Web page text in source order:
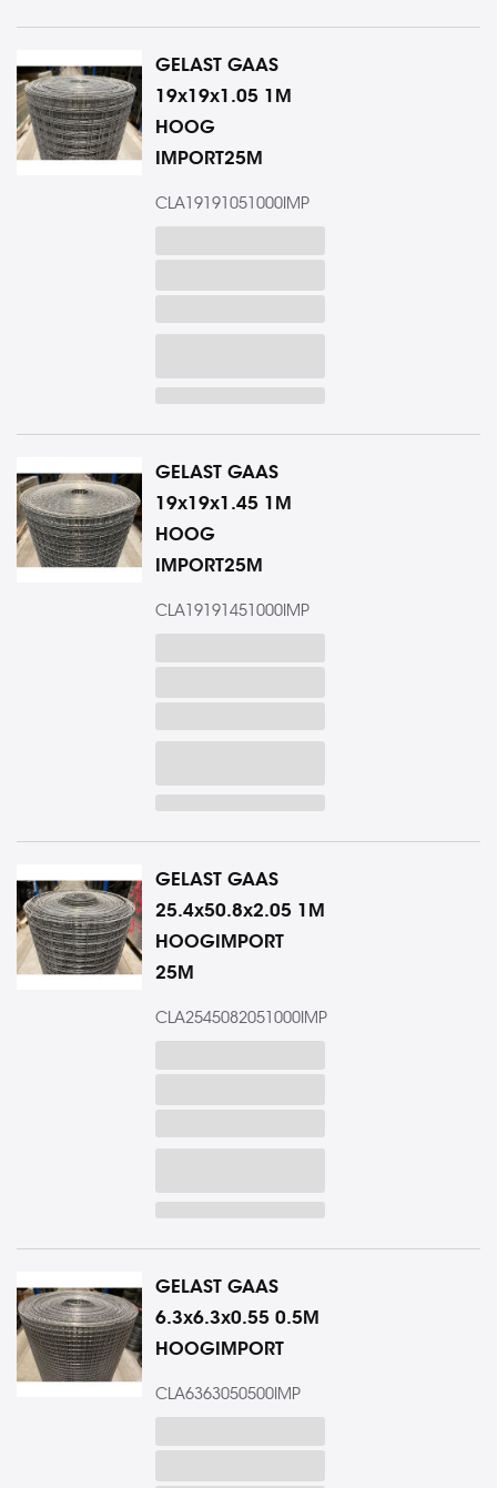
GELAST GAAS
19x19x1.05 1M
HOOG
IMPORT25M
CLA19191051000IMP
GELAST GAAS
19x19x1.45 1M
HOOG
IMPORT25M
CLA19191451000IMP
GELAST GAAS
25.4x50.8x2.05 1M
HOOGIMPORT
25M
CLA2545082051000IMP
GELAST GAAS
6.3x6.3x0.55 0.5M
HOOGIMPORT
CLA6363050500IMP